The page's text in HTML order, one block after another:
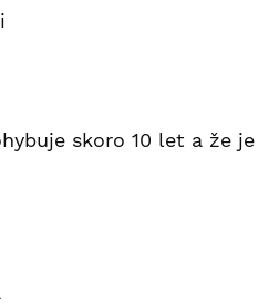
skoro 10 let a že je